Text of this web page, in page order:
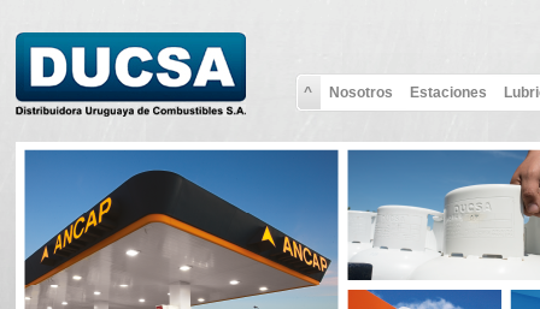
^ Nosotros Estaciones